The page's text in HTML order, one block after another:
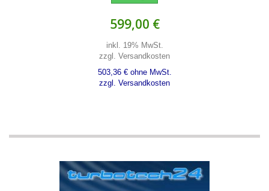
599,00 €
inkl. 19% MwSt.
zzgl. Versandkosten
503,36 € ohne MwSt.
zzgl. Versandkosten